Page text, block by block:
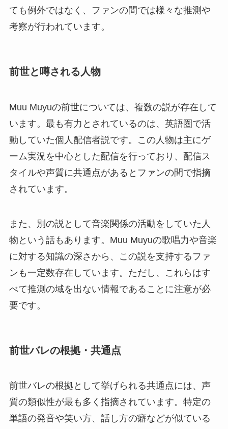
ても例外ではなく、ファンの間では様々な推測や
考察が行われています。
前世と噂される人物
Muu Muyuの前世については、複数の説が存在して
います。最も有力とされているのは、英語圏で活
動していた個人配信者説です。この人物は主にゲ
ーム実況を中心とした配信を行っており、配信ス
タイルや声質に共通点があるとファンの間で指摘
されています。
また、別の説として音楽関係の活動をしていた人
物という話もあります。Muu Muyuの歌唱力や音楽
に対する知識の深さから、この説を支持するファ
ンも一定数存在しています。ただし、これらはす
べて推測の域を出ない情報であることに注意が必
要です。
前世バレの根拠・共通点
前世バレの根拠として挙げられる共通点には、声
質の類似性が最も多く指摘されています。特定の
単語の発音や笑い方、話し方の癖などが似ている